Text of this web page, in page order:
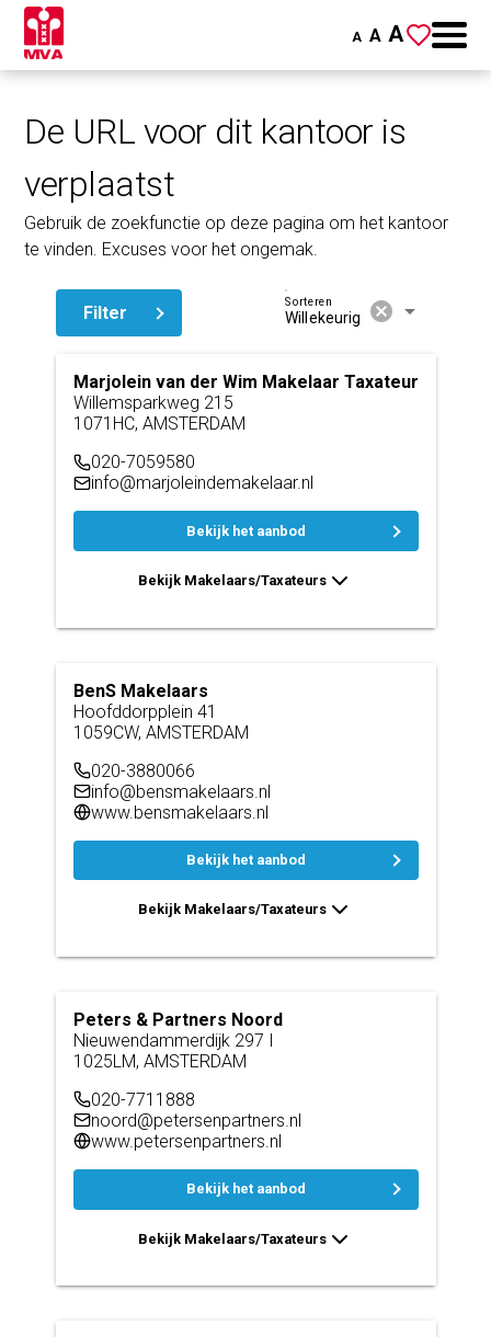
A A A
De URL voor dit kantoor is
verplaatst
Gebruik de zoekfunctie op deze pagina om het kantoor
te vinden. Excuses voor het ongemak.
Filter Willekeurig
Sorteren cancel arrow_drop_down
Marjolein van der Wim Makelaar Taxateur
Willemsparkweg 215
1071HC, AMSTERDAM
020-7059580
info@marjoleindemakelaar.nl
Bekijk het aanbod
Bekijk Makelaars/Taxateurs
BenS Makelaars
Hoofddorpplein 41
1059CW, AMSTERDAM
020-3880066
info@bensmakelaars.nl
www.bensmakelaars.nl
Bekijk het aanbod
Bekijk Makelaars/Taxateurs
Peters & Partners Noord
Nieuwendammerdijk 297 I
1025LM, AMSTERDAM
020-7711888
noord@petersenpartners.nl
www.petersenpartners.nl
Bekijk het aanbod
Bekijk Makelaars/Taxateurs